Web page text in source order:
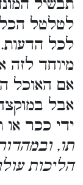
תבשיל
לטלטל
לכל
מיוחד לזה
אם האוכל
אבל
ידי ככר או
תו,
הליכות